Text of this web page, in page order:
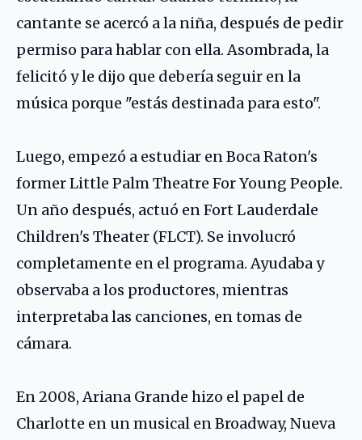
cantante se acercó a la niña, después de pedir
permiso para hablar con ella. Asombrada, la
felicitó y le dijo que debería seguir en la
música porque "estás destinada para esto".
Luego, empezó a estudiar en Boca Raton's
former Little Palm Theatre For Young People.
Un año después, actuó en Fort Lauderdale
Children's Theater (FLCT). Se involucró
completamente en el programa. Ayudaba y
observaba a los productores, mientras
interpretaba las canciones, en tomas de
cámara.
En 2008, Ariana Grande hizo el papel de
Charlotte en un musical en Broadway, Nueva